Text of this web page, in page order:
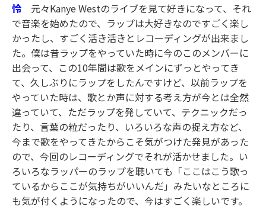
怜 元々Kanye Westのライブを見て好きになって、それ
で音楽を始めたので、ラップは大好きなのですごく楽し
かったし、すごく活き活きとレコーディングが出来まし
た。僕は昔ラップをやっていた時に今のこのメンバーに
出会って、この10年間は歌をメインにずっとやってき
て、久しぶりにラップをしたんですけど、以前ラップを
やっていた時は、歌とか声に対する考え方が今とは全然
違っていて、ただラップを発していて、テクニックだっ
たり、言葉の粒だったり、いろいろな声の捉え方など、
今まで歌をやってきたからこそ気がつけた発見があった
ので、今回のレコーディングでそれが活かせました。い
ろいろなラッパーのラップを聴いても「ここはこう歌っ
ているからここが気持ちがいいんだ」みたいなところに
も気が付くようになったので、今はすごく楽しいです。